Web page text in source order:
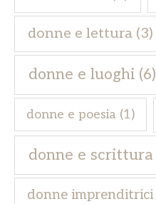
donne e lettura(3)
donne e luoghi (6)
donne e poesia (1)
donne e scrittura
donne imprenditrici